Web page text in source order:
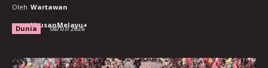
Oleh Wartawan
UtusanMelayu+
Dunia 08/07/2026